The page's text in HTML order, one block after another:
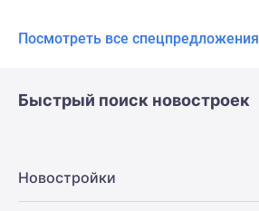
Посмотреть все спецпредложения
Быстрый поиск новостроек
Новостройки